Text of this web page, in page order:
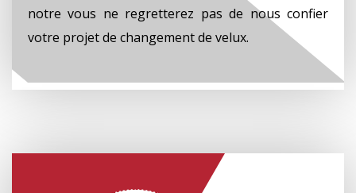
notre vous ne regretterez pas de nous confier
votre projet de changement de velux.